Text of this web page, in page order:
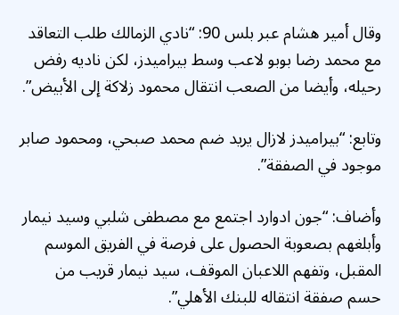
وقال أمير هشام عبر بلس 90: “نادي الزمالك طلب التعاقد
مع محمد رضا بوبو لاعب وسط بيراميدز، لكن ناديه رفض
رحيله، وأيضا من الصعب انتقال محمود زلاكة إلى الأبيض”.
وتابع: “بيراميدز لازال يريد ضم محمد صبحي، ومحمود صابر
موجود في الصفقة”.
وأضاف: “جون ادوارد اجتمع مع مصطفى شلبي وسيد نيمار
وأبلغهم بصعوبة الحصول على فرصة في الفريق الموسم
المقبل، وتفهم اللاعبان الموقف، سيد نيمار قريب من
حسم صفقة انتقاله للبنك الأهلي”.